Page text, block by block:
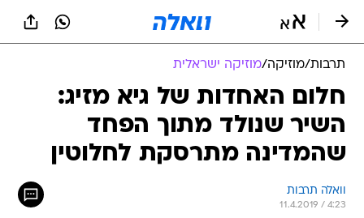
תרבות/מוזיקה/מוזיקה ישראלית
חלום האחדות של גיא מזיג:
השיר שנולד מתוך הפחד
שהמדינה מתרסקת לחלוטין
וואלה תרבות
11.4.2019 / 4:23